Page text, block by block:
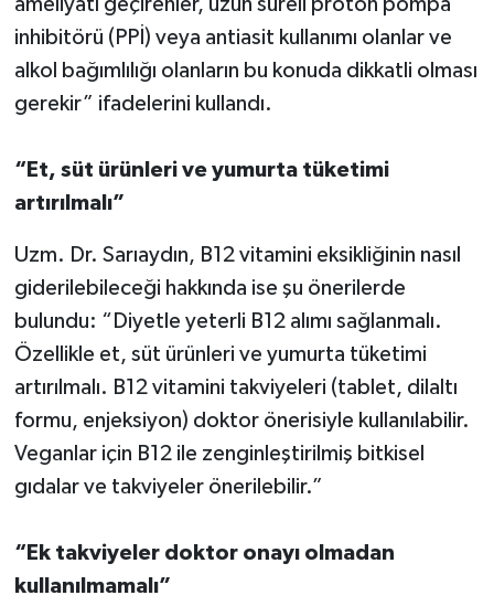
inhibitörü (PPİ) veya antiasit kullanımı olanlar ve
alkol bağımlılığı olanların bu konuda dikkatli olması
gerekir” ifadelerini kullandı.
“Et, süt ürünleri ve yumurta tüketimi
artırılmalı”
Uzm. Dr. Sarıaydın, B12 vitamini eksikliğinin nasıl
giderilebileceği hakkında ise şu önerilerde
bulundu: “Diyetle yeterli B12 alımı sağlanmalı.
Özellikle et, süt ürünleri ve yumurta tüketimi
artırılmalı. B12 vitamini takviyeleri (tablet, dilaltı
formu, enjeksiyon) doktor önerisiyle kullanılabilir.
Veganlar için B12 ile zenginleştirilmiş bitkisel
gıdalar ve takviyeler önerilebilir.”
“Ek takviyeler doktor onayı olmadan
kullanılmamalı”